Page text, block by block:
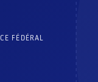
FÉDÉRAL